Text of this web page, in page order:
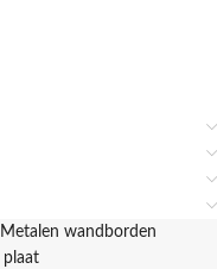
Metalen wandborden
plaat